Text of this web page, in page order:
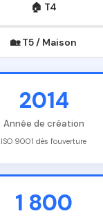
🏠 T4
🏡 T5 / Maison
2014
Année de création
ISO 9001 dès l'ouverture
1 800